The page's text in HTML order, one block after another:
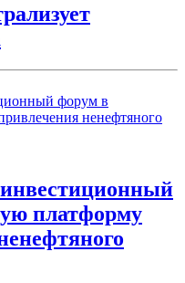
платформу